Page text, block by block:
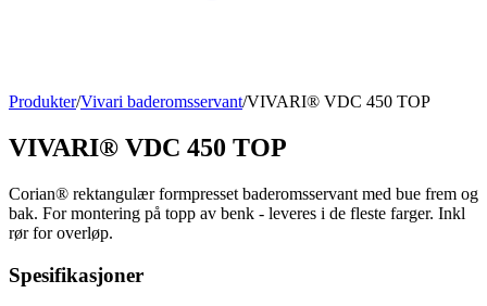
Produkter/Vivari baderomsservant/VIVARI® VDC 450 TOP
VIVARI® VDC 450 TOP
Corian® rektangulær formpresset baderomsservant med bue frem og
bak. For montering på topp av benk - leveres i de fleste farger. Inkl
rør for overløp.
Spesifikasjoner